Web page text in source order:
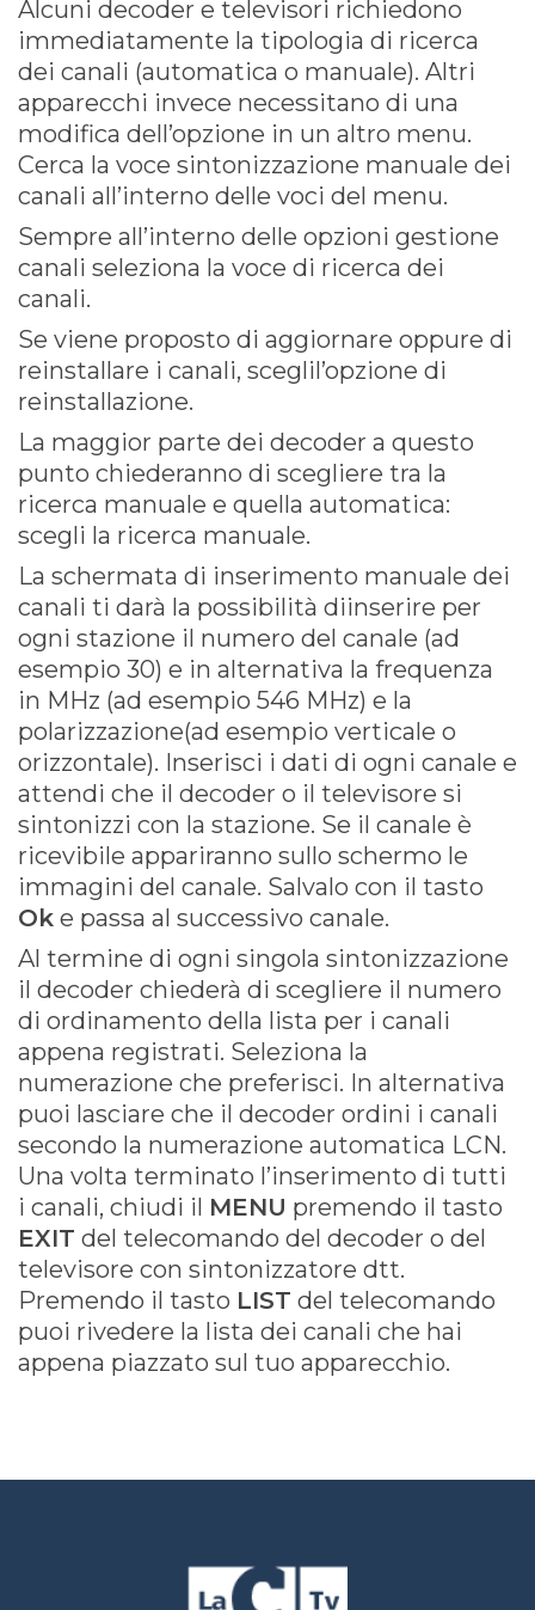
Alcuni decoder e televisori richiedono
immediatamente la tipologia di ricerca
dei canali (automatica o manuale). Altri
apparecchi invece necessitano di una
modifica dell’opzione in un altro menu.
Cerca la voce sintonizzazione manuale dei
canali all’interno delle voci del menu.
Sempre all’interno delle opzioni gestione
canali seleziona la voce di ricerca dei
canali.
Se viene proposto di aggiornare oppure di
reinstallare i canali, sceglil’opzione di
reinstallazione.
La maggior parte dei decoder a questo
punto chiederanno di scegliere tra la
ricerca manuale e quella automatica:
scegli la ricerca manuale.
La schermata di inserimento manuale dei
canali ti darà la possibilità diinserire per
ogni stazione il numero del canale (ad
esempio 30) e in alternativa la frequenza
in MHz (ad esempio 546 MHz) e la
polarizzazione(ad esempio verticale o
orizzontale). Inserisci i dati di ogni canale e
attendi che il decoder o il televisore si
sintonizzi con la stazione. Se il canale è
ricevibile appariranno sullo schermo le
immagini del canale. Salvalo con il tasto
Ok e passa al successivo canale.
Al termine di ogni singola sintonizzazione
il decoder chiederà di scegliere il numero
di ordinamento della lista per i canali
appena registrati. Seleziona la
numerazione che preferisci. In alternativa
puoi lasciare che il decoder ordini i canali
secondo la numerazione automatica LCN.
Una volta terminato l’inserimento di tutti
i canali, chiudi il MENU premendo il tasto
EXIT del telecomando del decoder o del
televisore con sintonizzatore dtt.
Premendo il tasto LIST del telecomando
puoi rivedere la lista dei canali che hai
appena piazzato sul tuo apparecchio.
Canale 11 DTT
Privacy Policy Cookie Policy
Contatti
Chi Siamo
Network LaC
lacplay.it
lacnews24.it
laconair.it
Lactv.it © - DIEMMECOM Società Editoriale Srl